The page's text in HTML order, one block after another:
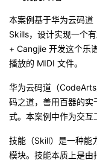
我
的
客
我
论
坛
的
圈
我
的
我
本案例基于华为云码
Skills，设计实现一个
+ Cangjie 开发这个乐
播放的 MIDI 文件。
华为云码道（
码之道，善用百器的实
式。本案例中作为交互
技能（Skill）是一种能
模块。技能本质上是由